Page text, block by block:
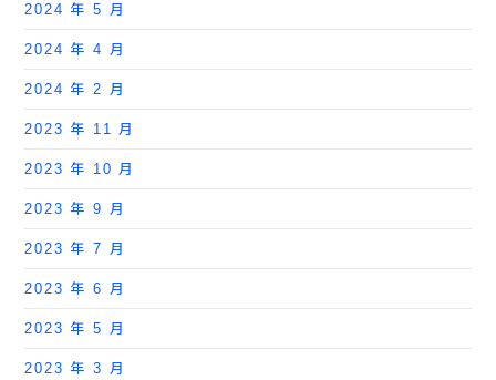
2024 年 5 月
2024 年 4 月
2024 年 2 月
2023 年 11 月
2023 年 10 月
2023 年 9 月
2023 年 7 月
2023 年 6 月
2023 年 5 月
2023 年 3 月